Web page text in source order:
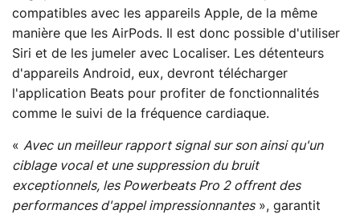
compatibles avec les appareils Apple, de la même
manière que les AirPods. Il est donc possible d'utiliser
Siri et de les jumeler avec Localiser. Les détenteurs
d'appareils Android, eux, devront télécharger
l'application Beats pour profiter de fonctionnalités
comme le suivi de la fréquence cardiaque.
« Avec un meilleur rapport signal sur son ainsi qu'un
ciblage vocal et une suppression du bruit
exceptionnels, les Powerbeats Pro 2 offrent des
performances d'appel impressionnantes», garantit